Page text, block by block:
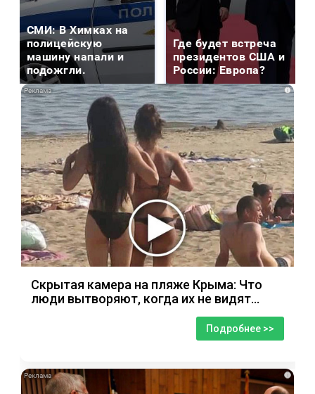
СМИ: В Химках на
полицейскую
машину напали и
подожгли.
Где будет встреча
президентов США и
России: Европа?
i
Скрытая камера на пляже Крыма: Что
люди вытворяют, когда их не видят...
Подробнее >>
i